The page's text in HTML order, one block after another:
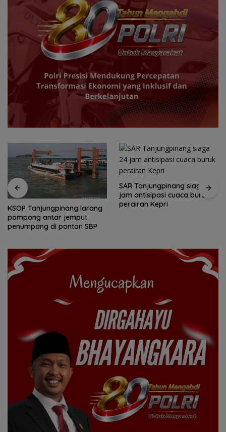
KSOP Tanjungpinang larang
pompong antar jemput
penumpang di ponton SBP
SAR Tanjungpinang siaga 24
jam antisipasi cuaca buruk
perairan Kepri